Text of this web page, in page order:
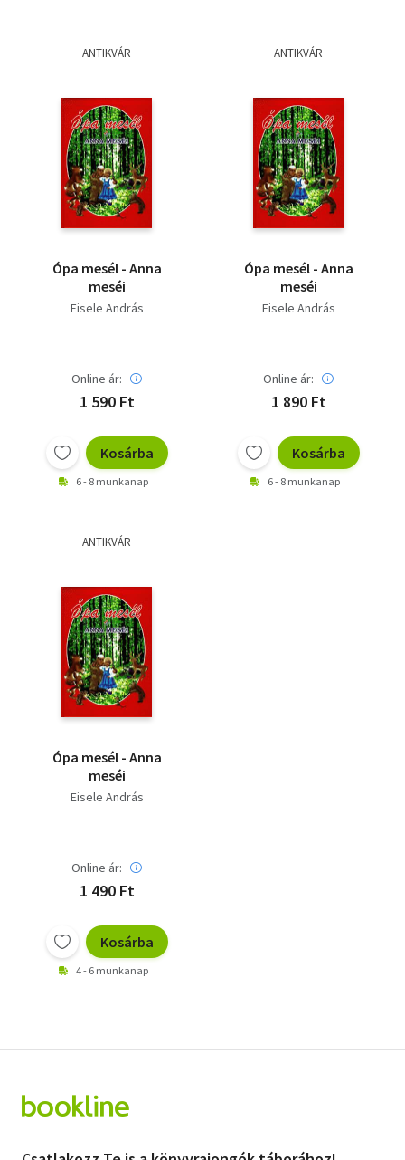
ANTIKVÁR
Ópa mesél - Anna
meséi
Eisele András
Online ár:
1 590 Ft
Kosárba
6 - 8 munkanap
ANTIKVÁR
Ópa mesél - Anna
meséi
Eisele András
Online ár:
1 890 Ft
Kosárba
6 - 8 munkanap
ANTIKVÁR
Ópa mesél - Anna
meséi
Eisele András
Online ár:
1 490 Ft
Kosárba
4 - 6 munkanap